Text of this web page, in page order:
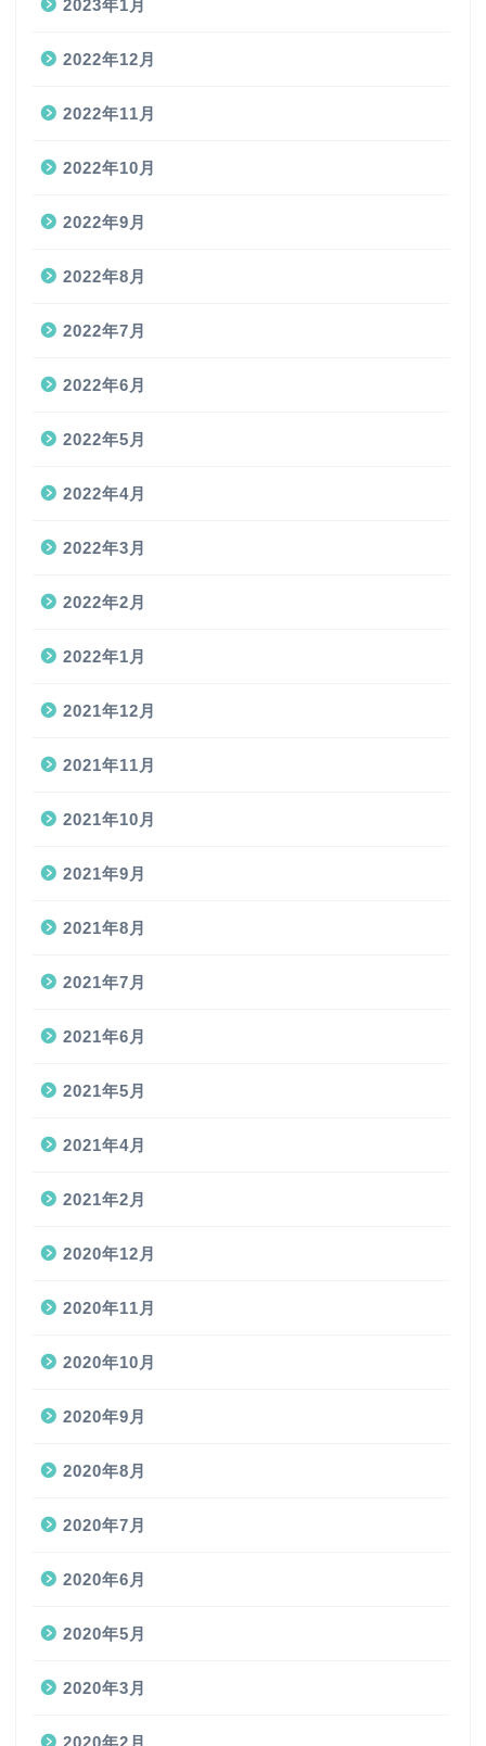
2023年1月
2022年12月
2022年11月
2022年10月
2022年9月
2022年8月
2022年7月
2022年6月
2022年5月
2022年4月
2022年3月
2022年2月
2022年1月
2021年12月
2021年11月
2021年10月
2021年9月
2021年8月
2021年7月
2021年6月
2021年5月
2021年4月
2021年2月
2020年12月
2020年11月
2020年10月
2020年9月
2020年8月
2020年7月
2020年6月
2020年5月
2020年3月
2020年2月